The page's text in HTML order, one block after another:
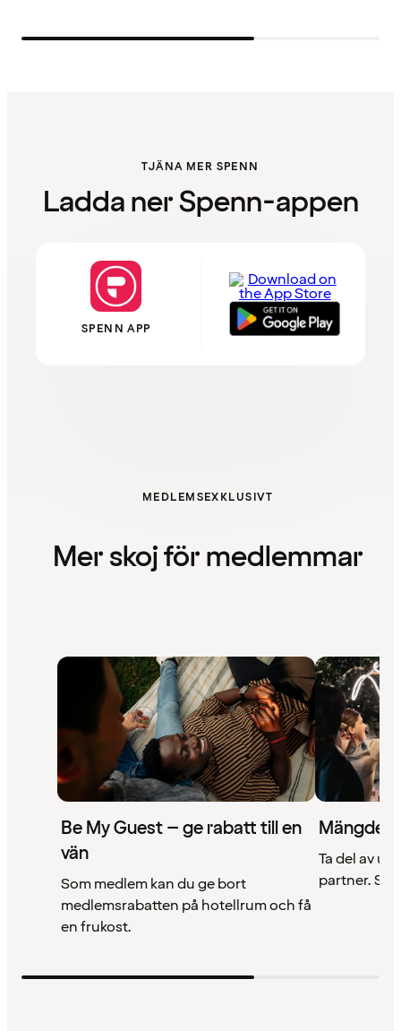
TJÄNA MER SPENN
Ladda ner Spenn-appen
SPENN APP
MEDLEMSEXKLUSIVT
Mer skoj för medlemmar
Be My Guest – ge rabatt till en
vän
Som medlem kan du ge bort
medlemsrabatten på hotellrum och få
en frukost.
Mängder
Ta del av
partner. Se